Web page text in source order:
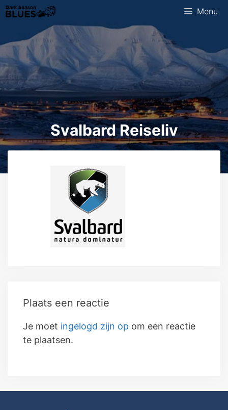
Ga
naar
inhoud
Menu
Svalbard Reiseliv
Plaats een reactie
Je moet ingelogd zijn op om een reactie
te plaatsen.